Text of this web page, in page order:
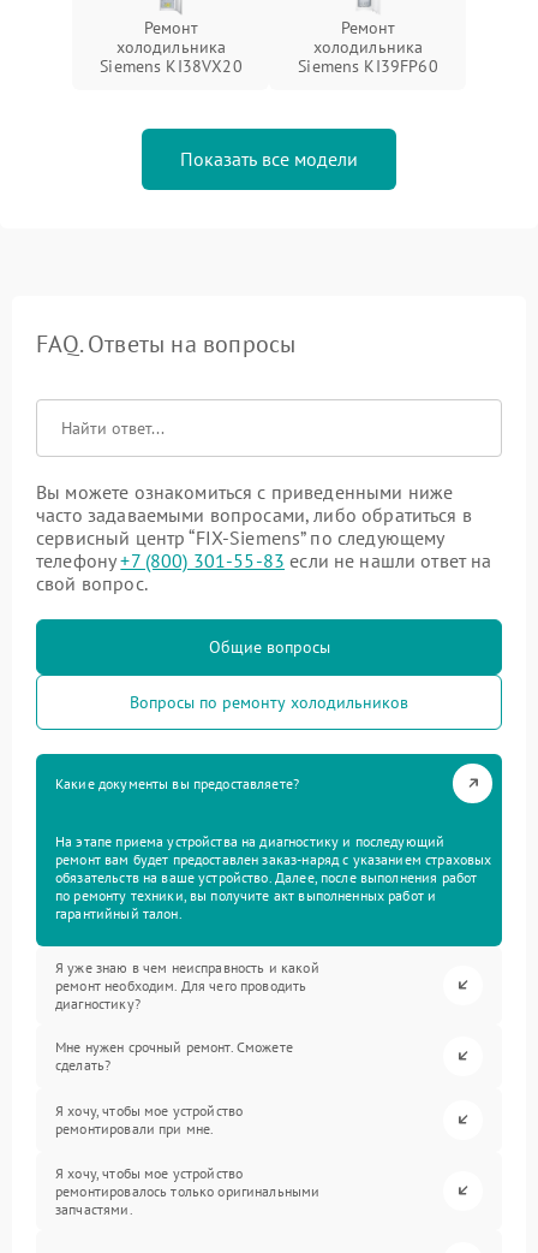
Ремонт
холодильника
Siemens KI38VX20
Ремонт
холодильника
Siemens KI39FP60
Показать все модели
FAQ. Ответы на вопросы
Вы можете ознакомиться с приведенными ниже
часто задаваемыми вопросами, либо обратиться в
сервисный центр “FIX-Siemens” по следующему
телефону+7 (800) 301-55-83 если не нашли ответ на
свой вопрос.
Общие вопросы
Вопросы по ремонту холодильников
Какие документы вы предоставляете?
На этапе приема устройства на диагностику и последующий
ремонт вам будет предоставлен заказ-наряд с указанием страховых
обязательств на ваше устройство. Далее, после выполнения работ
по ремонту техники, вы получите акт выполненных работ и
гарантийный талон.
Я уже знаю в чем неисправность и какой
ремонт необходим. Для чего проводить
диагностику?
Мне нужен срочный ремонт. Сможете
сделать?
Я хочу, чтобы мое устройство
ремонтировали при мне.
Я хочу, чтобы мое устройство
ремонтировалось только оригинальными
запчастями.